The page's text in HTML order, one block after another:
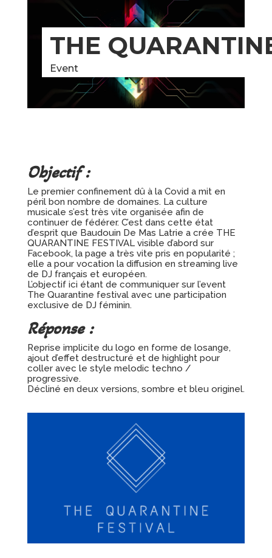
THE
Event
Objectif :
Le premier confinement dû à la Covid a mit en
péril bon nombre de domaines. La culture
musicale s’est très vite organisée afin de
continuer de fédérer. C’est dans cette état
d’esprit que Baudouin De Mas Latrie a crée THE
QUARANTINE FESTIVAL visible d’abord sur
Facebook, la page a très vite pris en popularité ;
elle a pour vocation la diffusion en streaming live
de DJ français et européen.
L’objectif ici étant de communiquer sur l’event
The Quarantine festival avec une participation
exclusive de DJ féminin.
Réponse :
Reprise implicite du logo en forme de losange,
ajout d’effet destructuré et de highlight pour
coller avec le style melodic techno /
progressive.
Décliné en deux versions, sombre et bleu originel.